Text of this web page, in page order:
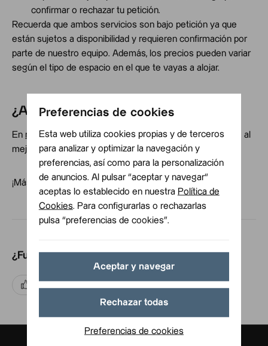
confirmar o rechazar tu petición.
Recuerda que ambos servicios son bajo petición ya que
están sujetos a disponibilidad y requieren confirmación por
parte de nuestro equipo. Además, los precios pueden variar
según el tipo de espacio en el que te vayas a alojar.
¿Aún no tienes tu reserva?
En nuestra webpodrás encontrar el alojamiento perfecto al
mejor precio.
¡Más barato que en cualquier otra parte!
¿Fue útil?
Preferencias de cookies
Esta web utiliza cookies propias y de terceros
para analizar y optimizar la navegación y
preferencias, así como para la personalización
de anuncios. Al pulsar “aceptar y navegar“
aceptas lo establecido en nuestra Política de
Cookies. Para configurarlas o rechazarlas
pulsa “preferencias de cookies”.
Aceptar y navegar
Rechazar todas
Preferencias de cookies